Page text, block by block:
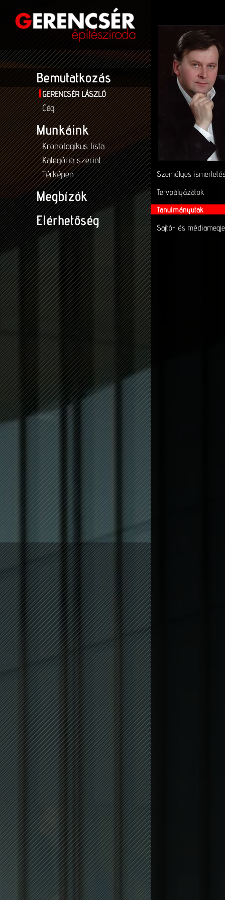
Bemutatkozás
GERENCSÉR LÁSZLÓ
Cég
Munkáink
Kronologikus lista
Kategória szerint
Térképen
Megbízók
Elérhetőség
Személyes
Tervpályázatok
Tanulmányutak
Sajtó- és